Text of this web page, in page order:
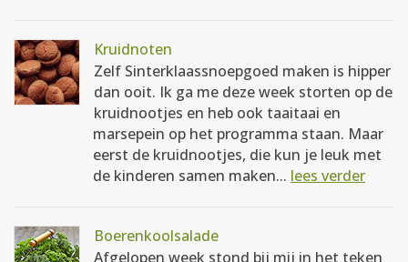
Kruidnoten
Zelf Sinterklaassnoepgoed maken is hipper
dan ooit. Ik ga me deze week storten op de
kruidnootjes en heb ook taaitaai en
marsepein op het programma staan. Maar
eerst de kruidnootjes, die kun je leuk met
de kinderen samen maken... lees verder
Boerenkoolsalade
Afgelopen week stond bij mij in het teken